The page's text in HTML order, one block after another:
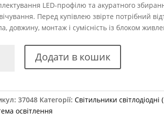
LED-профілю та акуратного
Перед купівлею звірте потрібний
довжину, монтаж і сумісність із блоком
Додати в кошик
37048 Категорії:Світильники світлодіодні
освітлення